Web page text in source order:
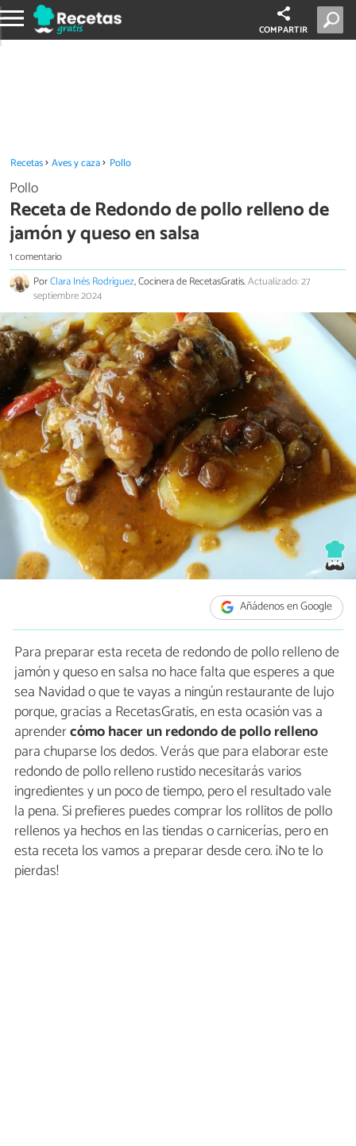
COMPARTIR
Recetas Aves y caza Pollo
Pollo
Receta de Redondo de pollo relleno de
jamón y queso en salsa
1 comentario
PorClara Inés Rodríguez, Cocinera de RecetasGratis.Actualizado: 27
septiembre 2024
Añádenos en Google
Para preparar esta receta de redondo de pollo relleno de
jamón y queso en salsa no hace falta que esperes a que
sea Navidad o que te vayas a ningún restaurante de lujo
porque, gracias a RecetasGratis, en esta ocasión vas a
aprendercómo hacer un redondo de pollo relleno
para chuparse los dedos. Verás que para elaborar este
redondo de pollo relleno rustido necesitarás varios
ingredientes y un poco de tiempo, pero el resultado vale
la pena. Si prefieres puedes comprar los rollitos de pollo
rellenos ya hechos en las tiendas o carnicerías, pero en
esta receta los vamos a preparar desde cero. ¡No te lo
pierdas!